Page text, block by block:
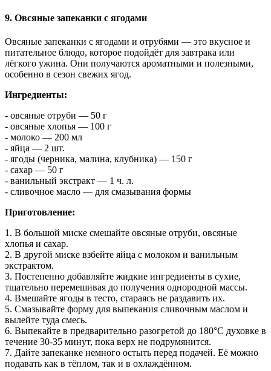
9. Овсяные запеканки с ягодами
Овсяные запеканки с ягодами и отрубями — это вкусное и
питательное блюдо, которое подойдёт для завтрака или
лёгкого ужина. Они получаются ароматными и полезными,
особенно в сезон свежих ягод.
Ингредиенты:
- овсяные отруби — 50 г
- овсяные хлопья — 100 г
- молоко — 200 мл
- яйца — 2 шт.
- ягоды (черника, малина, клубника) — 150 г
- сахар — 50 г
- ванильный экстракт — 1 ч. л.
- сливочное масло — для смазывания формы
Приготовление:
1. В большой миске смешайте овсяные отруби, овсяные
хлопья и сахар.
2. В другой миске взбейте яйца с молоком и ванильным
экстрактом.
3. Постепенно добавляйте жидкие ингредиенты в сухие,
тщательно перемешивая до получения однородной массы.
4. Вмешайте ягоды в тесто, стараясь не раздавить их.
5. Смазывайте форму для выпекания сливочным маслом и
вылейте туда смесь.
6. Выпекайте в предварительно разогретой до 180°C духовке в
течение 30-35 минут, пока верх не подрумянится.
7. Дайте запеканке немного остыть перед подачей. Её можно
подавать как в тёплом, так и в охлаждённом.